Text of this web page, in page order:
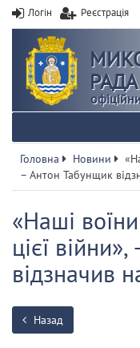
Логін Реєстрація
РАДА
Головна Новини
– Антон Табунщик
«Наші
цієї
відзначив
Назад